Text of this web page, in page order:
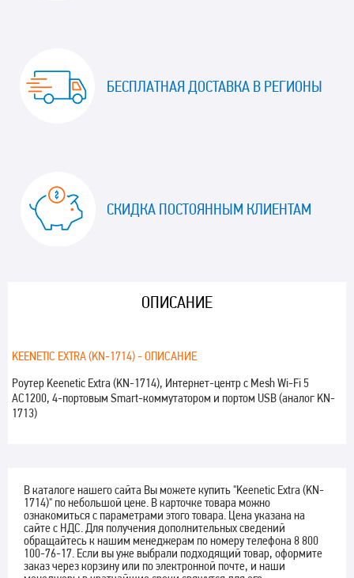
БЕСПЛАТНАЯ ДОСТАВКА В РЕГИОНЫ
СКИДКА ПОСТОЯННЫМ КЛИЕНТАМ
ОПИСАНИЕ
KEENETIC EXTRA (KN-1714) - ОПИСАНИЕ
Роутер Keenetic Extra (KN-1714), Интернет-центр с Mesh Wi-Fi 5
AC1200, 4-портовым Smart-коммутатором и портом USB (аналог KN-
1713)
В каталоге нашего сайта Вы можете купить "Keenetic Extra (KN-
1714)" по небольшой цене. В карточке товара можно
ознакомиться с параметрами этого товара. Цена указана на
сайте с НДС. Для получения дополнительных сведений
обращайтесь к нашим менеджерам по номеру телефона 8 800
100-76-17. Если вы уже выбрали подходящий товар, оформите
заказ через корзину или по электронной почте, и наши